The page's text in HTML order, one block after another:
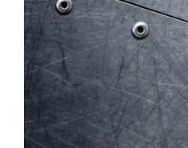
Перейти к содержимому